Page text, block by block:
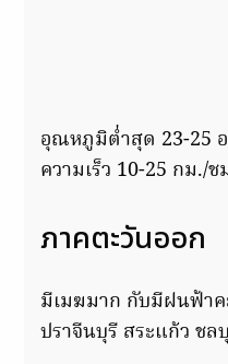
อุณหภูมิต่ำสุด 23-25 อ
ความเร็ว 10-25 กม./ช
ภาคตะวันออก
มีเมฆมาก กับมีฝนฟ้า
ปราจีนบุรี สระแก้ว ชล